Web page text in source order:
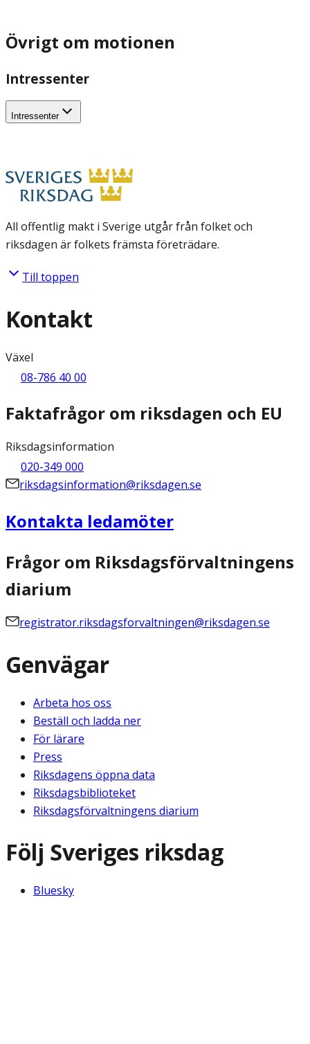
Övrigt om motionen
Intressenter
Intressenter
All offentlig makt i Sverige utgår från folket och
riksdagen är folkets främsta företrädare.
Till toppen
Kontakt
Växel
08-786 40 00
Faktafrågor om riksdagen och EU
Riksdagsinformation
020-349 000
riksdagsinformation@riksdagen.se
Kontakta ledamöter
Frågor om Riksdagsförvaltningens
diarium
registrator.riksdagsforvaltningen@riksdagen.se
Genvägar
Arbeta hos oss
Beställ och ladda ner
För lärare
Press
Riksdagens öppna data
Riksdagsbiblioteket
Riksdagsförvaltningens diarium
Följ Sveriges riksdag
Bluesky